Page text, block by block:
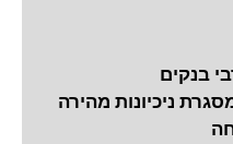
בנקים
ניכיונות מהירה